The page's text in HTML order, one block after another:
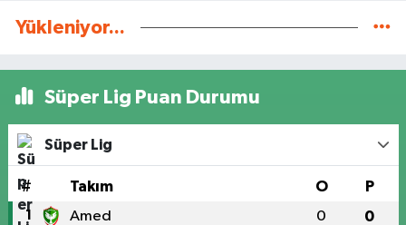
Yükleniyor...
Süper Lig Puan Durumu
Süper Lig
# Takım O P
1 Amed 0 0